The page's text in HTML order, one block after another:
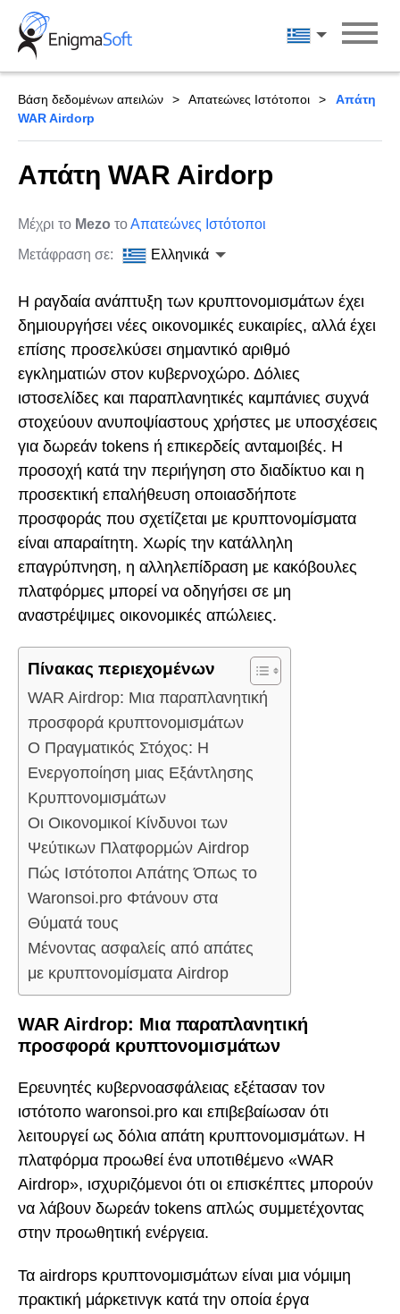
Skip
content
Ελληνικά
Βάση δεδομένων απειλών Απατεώνες Ιστότοποι
Απάτη
WAR Airdorp
Απάτη WAR Airdorp
Μέχρι το Mezo τοΑπατεώνες Ιστότοποι
Μετάφραση σε:
Ελληνικά
Η ραγδαία ανάπτυξη των κρυπτονομισμάτων έχει
δημιουργήσει νέες οικονομικές ευκαιρίες, αλλά έχει
επίσης προσελκύσει σημαντικό αριθμό
εγκληματιών στον κυβερνοχώρο. Δόλιες
ιστοσελίδες και παραπλανητικές καμπάνιες συχνά
στοχεύουν ανυποψίαστους χρήστες με υποσχέσεις
για δωρεάν tokens ή επικερδείς ανταμοιβές. Η
προσοχή κατά την περιήγηση στο διαδίκτυο και η
προσεκτική επαλήθευση οποιασδήποτε
προσφοράς που σχετίζεται με κρυπτονομίσματα
είναι απαραίτητη. Χωρίς την κατάλληλη
επαγρύπνηση, η αλληλεπίδραση με κακόβουλες
πλατφόρμες μπορεί να οδηγήσει σε μη
αναστρέψιμες οικονομικές απώλειες.
Πίνακας περιεχομένων
WAR Airdrop: Μια παραπλανητική
προσφορά κρυπτονομισμάτων
Ο Πραγματικός Στόχος: Η
Ενεργοποίηση μιας Εξάντλησης
Κρυπτονομισμάτων
Οι Οικονομικοί Κίνδυνοι των
Ψεύτικων Πλατφορμών Airdrop
Πώς Ιστότοποι Απάτης Όπως το
Waronsoi.pro Φτάνουν στα
Θύματά τους
Μένοντας ασφαλείς από απάτες
με κρυπτονομίσματα Airdrop
WAR Airdrop: Μια παραπλανητική
προσφορά κρυπτονομισμάτων
Ερευνητές κυβερνοασφάλειας εξέτασαν τον
ιστότοπο waronsoi.pro και επιβεβαίωσαν ότι
λειτουργεί ως δόλια απάτη κρυπτονομισμάτων. Η
πλατφόρμα προωθεί ένα υποτιθέμενο «WAR
Airdrop», ισχυριζόμενοι ότι οι επισκέπτες μπορούν
να λάβουν δωρεάν tokens απλώς συμμετέχοντας
στην προωθητική ενέργεια.
Τα airdrops κρυπτονομισμάτων είναι μια νόμιμη
πρακτική μάρκετινγκ κατά την οποία έργα